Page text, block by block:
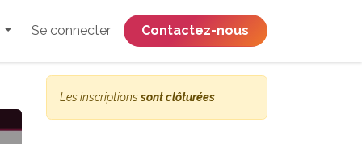
Se connecter ​​​​​​​​​​​​​​​​Contactez-nous
Les inscriptionssont clôturées